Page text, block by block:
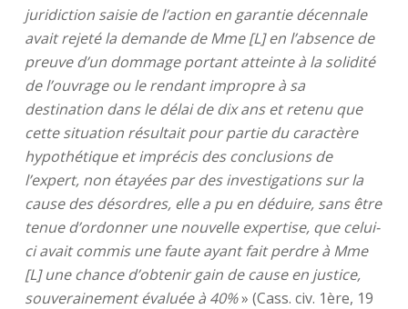
juridiction saisie de l’action en garantie décennale
avait rejeté la demande de Mme [L] en l’absence de
preuve d’un dommage portant atteinte à la solidité
de l’ouvrage ou le rendant impropre à sa
destination dans le délai de dix ans et retenu que
cette situation résultait pour partie du caractère
hypothétique et imprécis des conclusions de
l’expert, non étayées par des investigations sur la
cause des désordres, elle a pu en déduire, sans être
tenue d’ordonner une nouvelle expertise, que celui-
ci avait commis une faute ayant fait perdre à Mme
[L] une chance d’obtenir gain de cause en justice,
souverainement évaluée à 40%» (Cass. civ. 1ère, 19